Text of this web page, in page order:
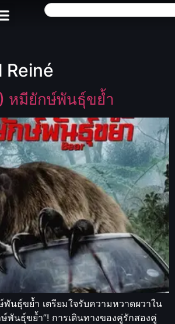
Reiné
หมียักษ์พันธุ์ขย้ำ
นธุ์ขย้ำ เตรียมใจรับความหวาดผวาใน
พันธุ์ขย้ำ”! การเดินทางของคู่รักสองคู่